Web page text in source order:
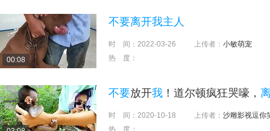
00:08
不要离开我主人
时 间： 2022-03-26 上传者： 小敏萌宠
热 度：
不要放开我 ！道尔顿疯狂哭嚎，
时 间： 2020-10-18 上传者： 沙雕影视逗你
热 度：